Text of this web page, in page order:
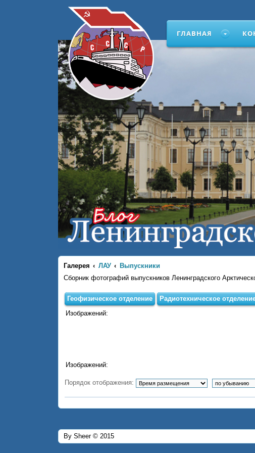
ГЛАВНАЯ
Галерея ЛАУ
Выпускники
Сборник фотографий выпускников Ленинградского
Геофизическое отделение Радиотехническое
Изображений:
Изображений:
Порядок отображения:
By Sheer © 2015